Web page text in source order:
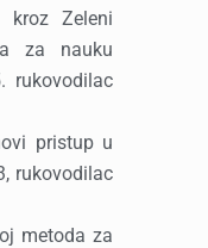
kroz Zeleni
za nauku
rukovodilac
pristup u
rukovodilac
metoda za